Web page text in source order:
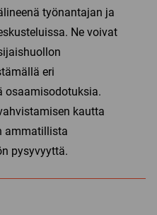
työnantajan ja
Ne voivat
eri
osaamisodotuksia.
kautta
ammatillista
pysyvyyttä.